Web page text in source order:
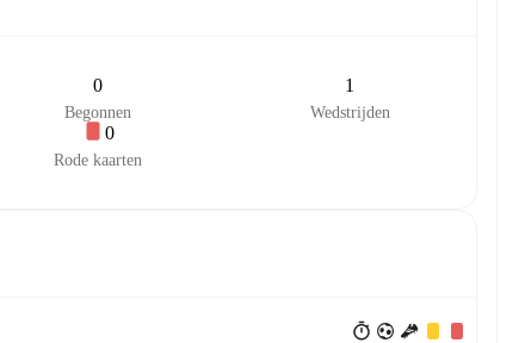
0
Begonnen
1
Wedstrijden
0
Rode kaarten